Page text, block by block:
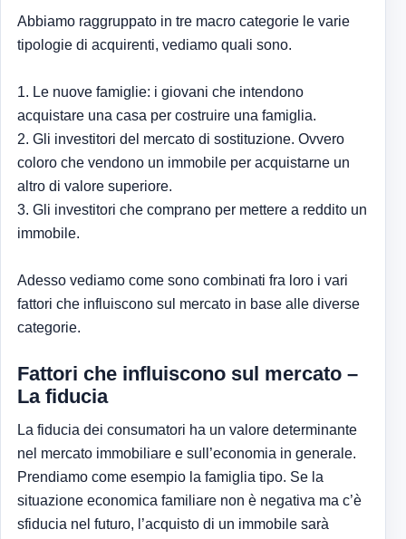
Abbiamo raggruppato in tre macro categorie le varie
tipologie di acquirenti, vediamo quali sono.
1. Le nuove famiglie: i giovani che intendono
acquistare una casa per costruire una famiglia.
2. Gli investitori del mercato di sostituzione. Ovvero
coloro che vendono un immobile per acquistarne un
altro di valore superiore.
3. Gli investitori che comprano per mettere a reddito un
immobile.
Adesso vediamo come sono combinati fra loro i vari
fattori che influiscono sul mercato in base alle diverse
categorie.
Fattori che influiscono sul mercato –
La fiducia
La fiducia dei consumatori ha un valore determinante
nel mercato immobiliare e sull’economia in generale.
Prendiamo come esempio la famiglia tipo. Se la
situazione economica familiare non è negativa ma c’è
sfiducia nel futuro, l’acquisto di un immobile sarà